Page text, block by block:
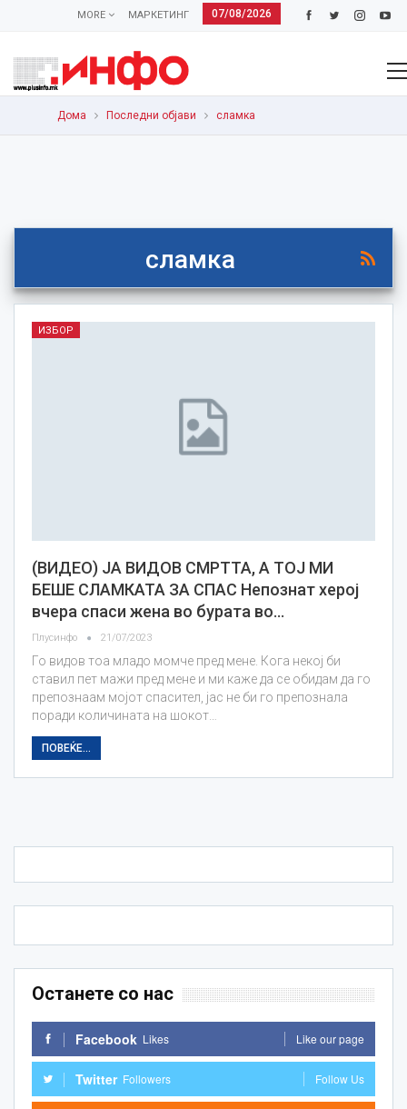
07/08/2026
МАРКЕТИНГ
MORE
Дома Последни објави сламка
сламка
ИЗБОР
(ВИДЕО) ЈА ВИДОВ СМРТТА, А ТОЈ МИ
БЕШЕ СЛАМКАТА ЗА СПАС Непознат херој
вчера спаси жена во бурата во…
Плусинфо 21/07/2023
Го видов тоа младо момче пред мене. Кога некој би
ставил пет мажи пред мене и ми каже да се обидам да го
препознаам мојот спасител, јас не би го препознала
поради количината на шокот…
ПОВЕЌЕ...
Останете со нас
Facebook Likes Like our page
Twitter Followers Follow Us